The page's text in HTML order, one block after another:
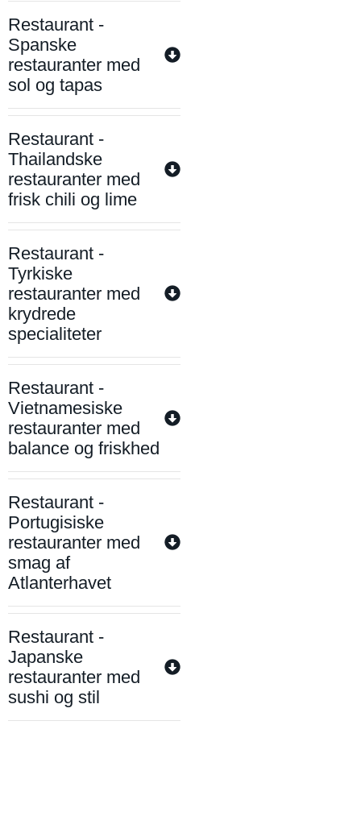
Restaurant -
Spanske
restauranter med
sol og tapas
Restaurant -
Thailandske
restauranter med
frisk chili og lime
Restaurant -
Tyrkiske
restauranter med
krydrede
specialiteter
Restaurant -
Vietnamesiske
restauranter med
balance og friskhed
Restaurant -
Portugisiske
restauranter med
smag af
Atlanterhavet
Restaurant -
Japanske
restauranter med
sushi og stil